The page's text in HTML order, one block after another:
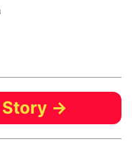
Story →